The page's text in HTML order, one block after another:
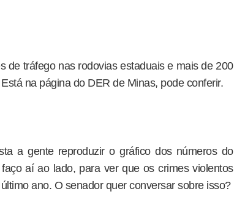
de tráfego nas rodovias estaduais e mais de 200
na página do DER de Minas, pode conferir.
a gente reproduzir o gráfico dos números do
aí ao lado, para ver que os crimes violentos
ano. O senador quer conversar sobre isso?